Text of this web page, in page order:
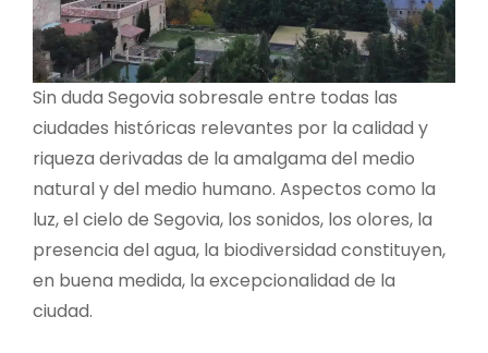
Sin duda Segovia sobresale entre todas las
ciudades históricas relevantes por la calidad y
riqueza derivadas de la amalgama del medio
natural y del medio humano. Aspectos como la
luz, el cielo de Segovia, los sonidos, los olores, la
presencia del agua, la biodiversidad constituyen,
en buena medida, la excepcionalidad de la
ciudad.